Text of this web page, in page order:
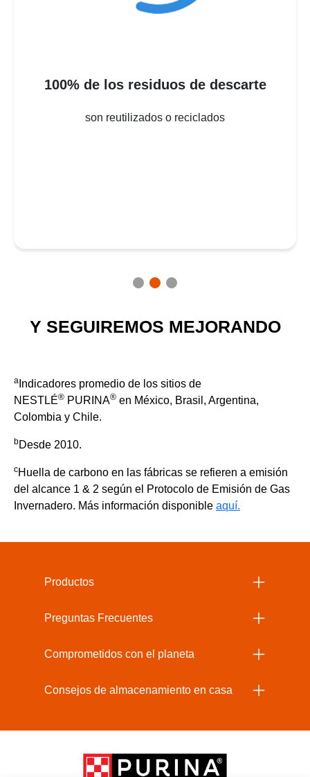
100% de la energía eléctrica se ha
Y SEGUIREMOS MEJORANDO
a Indicadores promedio de los sitios de
NESTLÉ® PURINA® en México, Brasil, Argentina,
Colombia y Chile.
bDesde 2010.
cHuella de carbono en las fábricas se refieren a emisión
del alcance 1 & 2 según el Protocolo de Emisión de Gas
Invernadero. Más información disponible aquí.
Productos
Preguntas Frecuentes
Comprometidos con el planeta
Consejos de almacenamiento en casa